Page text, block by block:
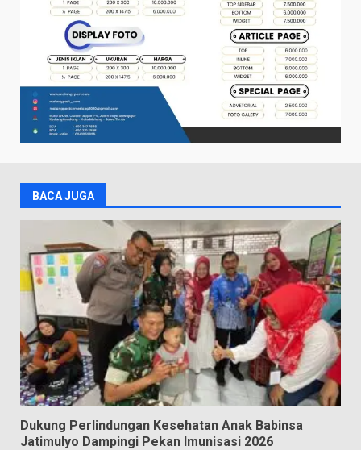
BACA JUGA
Dukung Perlindungan Kesehatan Anak Babinsa
Jatimulyo Dampingi Pekan Imunisasi 2026